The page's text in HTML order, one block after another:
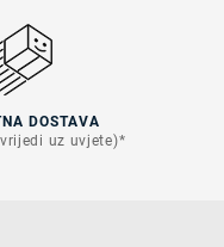
DOSTAVA
uz uvjete)*